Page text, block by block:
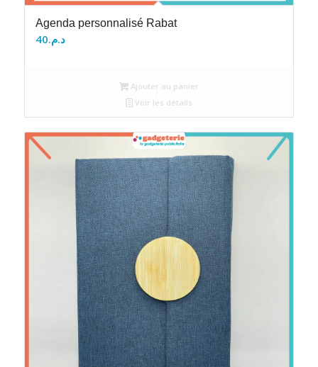
Agenda personnalisé Rabat
د.م.40
Ajouter au panier
Voir les détails